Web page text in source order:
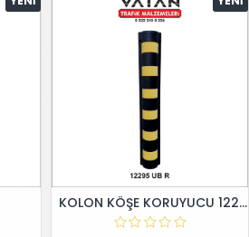
KOLON KÖŞE KORUYUCU 12295 UB R